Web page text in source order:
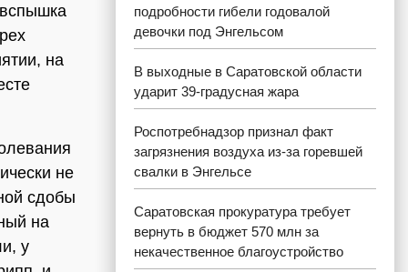
на
не
сдобы
на
у
подробности гибели годовалой
девочки под Энгельсом
В выходные в Саратовской области
ударит 39-градусная жара
Роспотребнадзор признал факт
загрязнения воздуха из-за горевшей
свалки в Энгельсе
Саратовская прокуратура требует
вернуть в бюджет 570 млн за
некачественное благоустройство